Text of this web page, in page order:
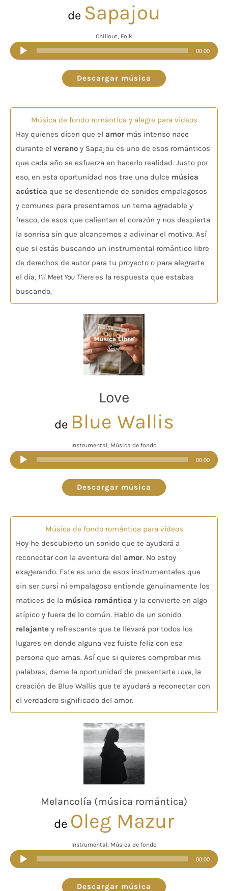
de Sapajou
Chillout, Folk
Reproductor
de
audio
00:00
Descargar música
Música de fondo romántica y alegre para videos
Hay quienes dicen que el amor más intenso nace
durante el verano y Sapajou es uno de esos románticos
que cada año se esfuerza en hacerlo realidad. Justo por
eso, en esta oportunidad nos trae una dulce música
acústica que se desentiende de sonidos empalagosos
y comunes para presentarnos un tema agradable y
fresco, de esos que calientan el corazón y nos despierta
la sonrisa sin que alcancemos a adivinar el motivo. Así
que si estás buscando un instrumental romántico libre
de derechos de autor para tu proyecto o para alegrarte
el día, I’ll Meet You Therees la respuesta que estabas
buscando.
Love
de Blue Wallis
Instrumental, Música de fondo
Reproductor
de
audio
00:00
Descargar música
Música de fondo romántica para videos
Hoy he descubierto un sonido que te ayudará a
reconectar con la aventura del amor. No estoy
exagerando. Este es uno de esos instrumentales que
sin ser cursi ni empalagoso entiende genuinamente los
matices de la música romántica y la convierte en algo
atípico y fuera de lo común. Hablo de un sonido
relajante y refrescante que te llevará por todos los
lugares en donde alguna vez fuiste feliz con esa
persona que amas. Así que si quieres comprobar mis
palabras, dame la oportunidad de presentarte Love, la
creación de Blue Wallis que te ayudará a reconectar con
el verdadero significado del amor.
Melancolía (música romántica)
de Oleg Mazur
Instrumental, Música de fondo
Reproductor
de
audio
00:00
Descargar música